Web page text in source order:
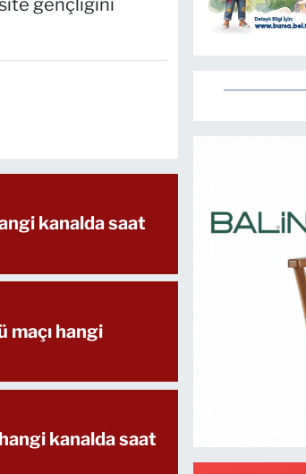
gençliğini
kanalda saat
hangi
kanalda saat